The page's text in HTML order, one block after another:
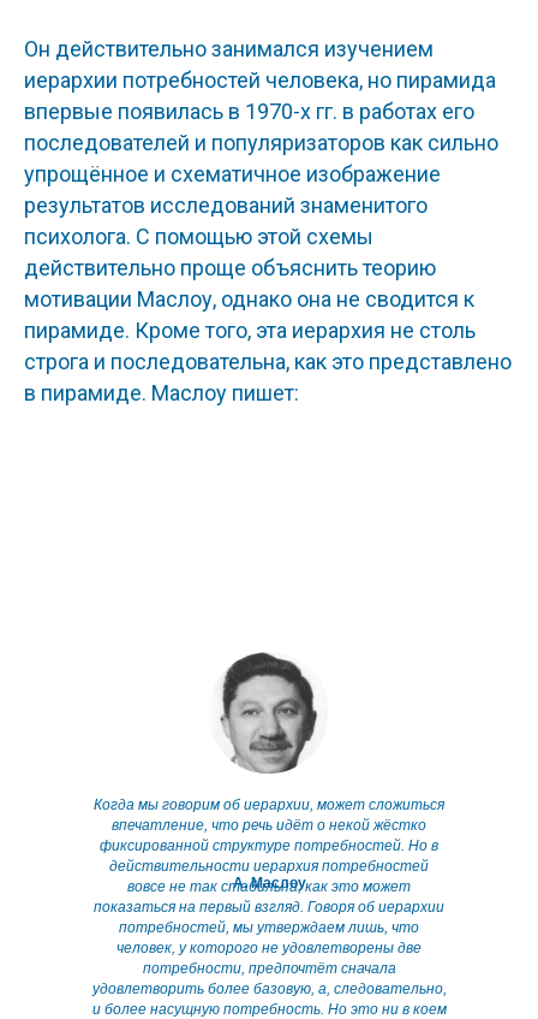
Он действительно занимался изучением
иерархии потребностей человека, но пирамида
впервые появилась в 1970-х гг. в работах его
последователей и популяризаторов как сильно
упрощённое и схематичное изображение
результатов исследований знаменитого
психолога. С помощью этой схемы
действительно проще объяснить теорию
мотивации Маслоу, однако она не сводится к
пирамиде. Кроме того, эта иерархия не столь
строга и последовательна, как это представлено
в пирамиде. Маслоу пишет:
Когда мы говорим об иерархии, может сложиться
впечатление, что речь идёт о некой жёстко
фиксированной структуре потребностей. Но в
действительности иерархия потребностей
вовсе не так стабильна, как это может
показаться на первый взгляд. Говоря об иерархии
потребностей, мы утверждаем лишь, что
человек, у которого не удовлетворены две
потребности, предпочтёт сначала
удовлетворить более базовую, а, следовательно,
и более насущную потребность. Но это ни в коем
А. Маслоу